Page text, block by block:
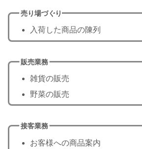
売り場づくり
入荷した商品の陳列
販売業務
雑貨の販売
野菜の販売
接客業務
お客様への商品案内